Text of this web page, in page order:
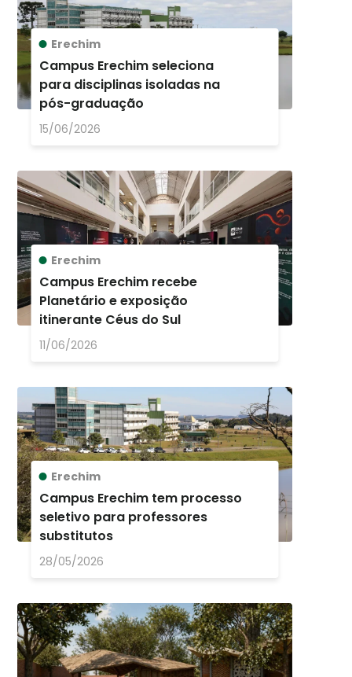
Erechim
Campus Erechim seleciona
para disciplinas isoladas na
pós-graduação
15/06/2026
Erechim
Campus Erechim recebe
Planetário e exposição
itinerante Céus do Sul
11/06/2026
Erechim
Campus Erechim tem processo
seletivo para professores
substitutos
28/05/2026